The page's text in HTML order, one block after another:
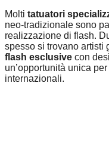
Molti tatuatori
neo-tradizionale sono
realizzazione di flash.
spesso si trovano artisti
flash esclusive con
un’opportunità unica
internazionali.